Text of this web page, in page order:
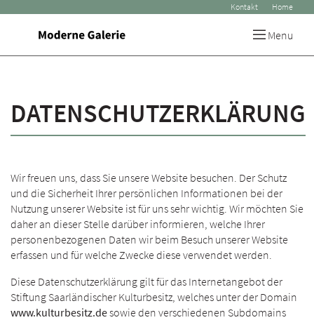
Kontakt Home
Menu
DATENSCHUTZERKLÄRUNG
Wir freuen uns, dass Sie unsere Website besuchen. Der Schutz
und die Sicherheit Ihrer persönlichen Informationen bei der
Nutzung unserer Website ist für uns sehr wichtig. Wir möchten Sie
daher an dieser Stelle darüber informieren, welche Ihrer
personenbezogenen Daten wir beim Besuch unserer Website
erfassen und für welche Zwecke diese verwendet werden.
Diese Datenschutzerklärung gilt für das Internetangebot der
Stiftung Saarländischer Kulturbesitz, welches unter der Domain
www.kulturbesitz.desowie den verschiedenen Subdomains